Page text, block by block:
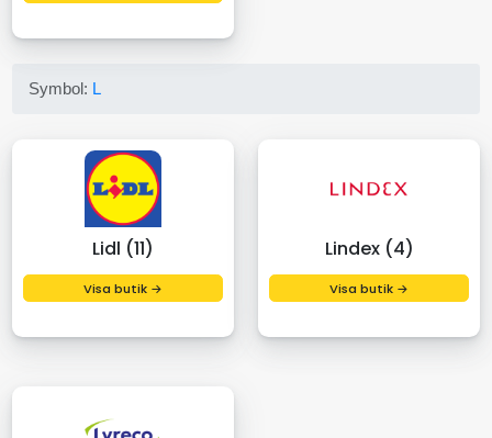
Symbol: L
Lidl (11)
Visa butik →
Lindex (4)
Visa butik →